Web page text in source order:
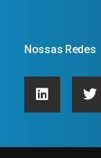
Nossas Redes